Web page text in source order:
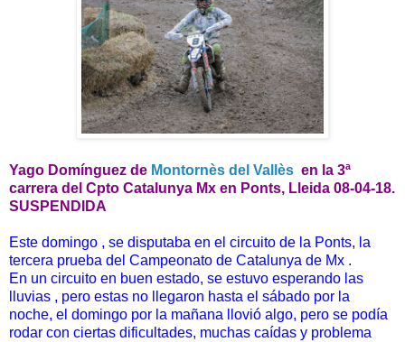
Yago Domínguez de Montornès del Vallès en la 3ª
carrera del Cpto Catalunya Mx en Ponts, Lleida 08-04-18.
SUSPENDIDA
Este domingo , se disputaba en el circuito de la Ponts, la
tercera prueba del Campeonato de Catalunya de Mx .
En un circuito en buen estado, se estuvo esperando las
lluvias , pero estas no llegaron hasta el sábado por la
noche, el domingo por la mañana llovió algo, pero se podía
rodar con ciertas dificultades, muchas caídas y problema